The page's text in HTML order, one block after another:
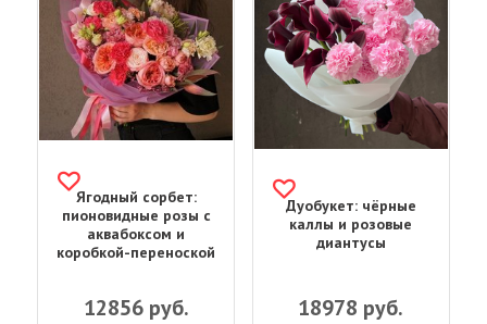
Ягодный сорбет:
пионовидные розы с
аквабоксом и
коробкой-переноской
12856руб.
Дуобукет: чёрные
каллы и розовые
диантусы
18978 руб.